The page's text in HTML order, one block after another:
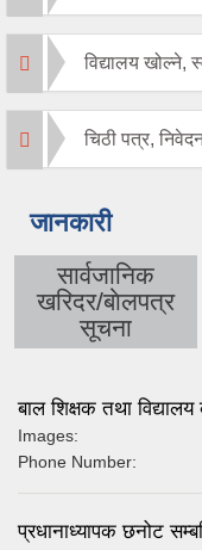
विद्यालय खोल्ने,
चिठी पत्र,
जानकारी
सार्वजानिक
खरिदर/बाेलपत्र
सूचना
बाल शिक्षक तथा
Images:
Phone Number:
प्रधानाध्यापक छनोट